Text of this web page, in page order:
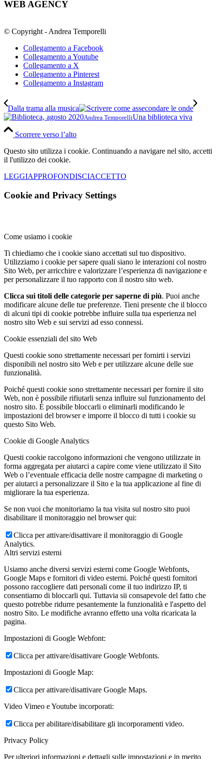
WEB AGENCY
© Copyright - Andrea Temporelli
Collegamento a Facebook
Collegamento a Youtube
Collegamento a X
Collegamento a Pinterest
Collegamento a Instagram
Dalla trama alla musica
Andrea TemporelliUna biblioteca viva
Scorrere verso l’alto
Questo sito utilizza i cookie. Continuando a navigare nel sito, accetti
il l'utilizzo dei cookie.
LEGGIAPPROFONDISCIACCETTO
Cookie and Privacy Settings
Come usiamo i cookie
Ti chiediamo che i cookie siano accettati sul tuo dispositivo.
Utilizziamo i cookie per sapere quali siano le interazioni col nostro
Sito Web, per arricchire e valorizzare l’esperienza di navigazione e
per personalizzare il tuo rapporto con il nostro sito web.
Clicca sui titoli delle categorie per saperne di più. Puoi anche
modificare alcune delle tue preferenze. Tieni presente che il blocco
di alcuni tipi di cookie potrebbe influire sulla tua esperienza nel
nostro sito Web e sui servizi ad esso connessi.
Cookie essenziali del sito Web
Questi cookie sono strettamente necessari per fornirti i servizi
disponibili nel nostro sito Web e per utilizzare alcune delle sue
funzionalità.
Poiché questi cookie sono strettamente necessari per fornire il sito
Web, non è possibile rifiutarli senza influire sul funzionamento del
nostro sito. È possibile bloccarli o eliminarli modificando le
impostazioni del browser e imporre il blocco di tutti i cookie su
questo Sito Web.
Cookie di Google Analytics
Questi cookie raccolgono informazioni che vengono utilizzate in
forma aggregata per aiutarci a capire come viene utilizzato il Sito
Web o l’eventuale efficacia delle nostre campagne di marketing o
per aiutarci a personalizzare il Sito e la tua applicazione al fine di
migliorare la tua esperienza.
Se non vuoi che monitoriamo la tua visita sul nostro sito puoi
disabilitare il monitoraggio nel browser qui:
Clicca per attivare/disattivare il monitoraggio di Google
Analytics.
Altri servizi esterni
Usiamo anche diversi servizi esterni come Google Webfonts,
Google Maps e fornitori di video esterni. Poiché questi fornitori
possono raccogliere dati personali come il tuo indirizzo IP, ti
consentiamo di bloccarli qui. Tuttavia sii consapevole del fatto che
questo potrebbe ridurre pesantemente la funzionalità e l'aspetto del
nostro Sito. Le modifiche avranno effetto una volta ricaricata la
pagina.
Impostazioni di Google Webfont:
Clicca per attivare/disattivare Google Webfonts.
Impostazioni di Google Map:
Clicca per attivare/disattivare Google Maps.
Video Vimeo e Youtube incorporati:
Clicca per abilitare/disabilitare gli incorporamenti video.
Privacy Policy
Per ulteriori informazioni e dettagli sulle impostazioni e in merito